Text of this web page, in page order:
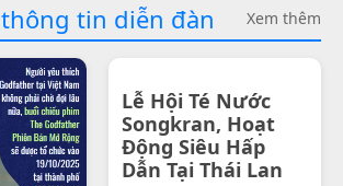
tin diễn đàn Xem thêm
Lễ Hội Té Nước
Songkran, Hoạt
Động Siêu Hấp
Dẫn Tại Thái Lan